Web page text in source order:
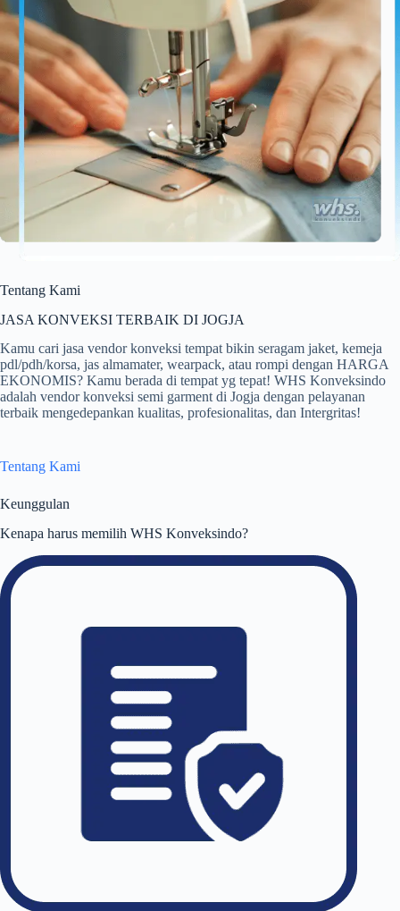
Tentang Kami
JASA KONVEKSI TERBAIK DI JOGJA
Kamu cari jasa vendor konveksi tempat bikin seragam jaket, kemeja
pdl/pdh/korsa, jas almamater, wearpack, atau rompi dengan HARGA
EKONOMIS? Kamu berada di tempat yg tepat! WHS Konveksindo
adalah vendor konveksi semi garment di Jogja dengan pelayanan
terbaik mengedepankan kualitas, profesionalitas, dan Intergritas!
Tentang Kami
Keunggulan
Kenapa harus memilih WHS Konveksindo?